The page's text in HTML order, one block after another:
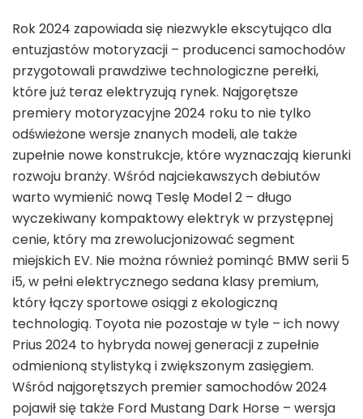
Rok 2024 zapowiada się niezwykle ekscytująco dla
entuzjastów motoryzacji – producenci samochodów
przygotowali prawdziwe technologiczne perełki,
które już teraz elektryzują rynek. Najgorętsze
premiery motoryzacyjne 2024 roku to nie tylko
odświeżone wersje znanych modeli, ale także
zupełnie nowe konstrukcje, które wyznaczają kierunki
rozwoju branży. Wśród najciekawszych debiutów
warto wymienić nową Teslę Model 2 – długo
wyczekiwany kompaktowy elektryk w przystępnej
cenie, który ma zrewolucjonizować segment
miejskich EV. Nie można również pominąć BMW serii 5
i5, w pełni elektrycznego sedana klasy premium,
który łączy sportowe osiągi z ekologiczną
technologią. Toyota nie pozostaje w tyle – ich nowy
Prius 2024 to hybryda nowej generacji z zupełnie
odmienioną stylistyką i zwiększonym zasięgiem.
Wśród najgorętszych premier samochodów 2024
pojawił się także Ford Mustang Dark Horse – wersja